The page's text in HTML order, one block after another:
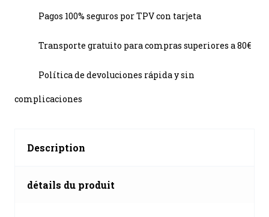
Pagos 100% seguros por TPV con tarjeta
Transporte gratuito para compras superiores a 80€
Política de devoluciones rápida y sin
complicaciones
Description
détails du produit